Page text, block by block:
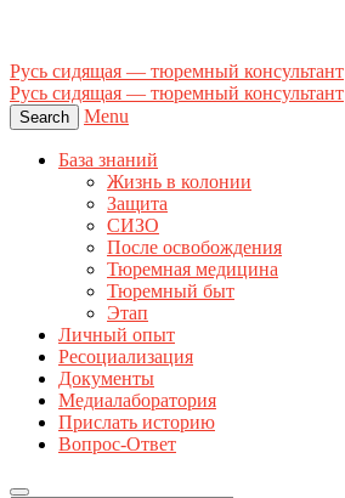
Русь сидящая — тюремный консультант
Русь сидящая — тюремный консультант
Search Menu
База знаний
Жизнь в колонии
Защита
СИЗО
После освобождения
Тюремная медицина
Тюремный быт
Этап
Личный опыт
Ресоциализация
Документы
Медиалаборатория
Прислать историю
Вопрос-Ответ